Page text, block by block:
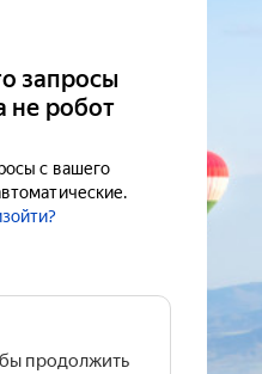
запросы
не робот
с вашего
продолжить